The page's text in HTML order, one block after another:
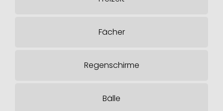
Fächer
Regenschirme
Bälle